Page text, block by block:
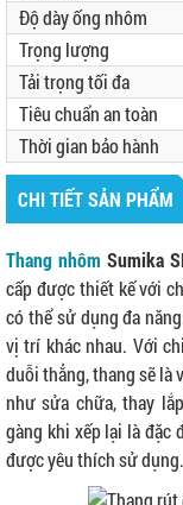
Độ dày ống nhôm
Trọng lượng
Tải trọng tối đa
Tiêu chuẩn an toàn
Thời gian bảo hành
CHI TIẾT SẢN PHẨM
Thang nhôm Sumika
cấp được thiết kế với
có thể sử dụng đa
vị trí khác nhau. Với
duỗi thẳng, thang sẽ là
như sửa chữa, thay
gàng khi xếp lại là đặc
được yêu thích sử dụng.